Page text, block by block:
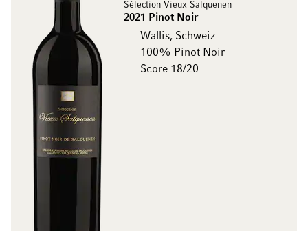
Sélection Vieux Salquenen
2021 Pinot Noir
Wallis, Schweiz
100% Pinot Noir
Score 18/20